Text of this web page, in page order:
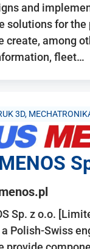
and
solutions for the
create, among
fleet…
3D,
Sp. z o.o.
Polish-Swiss